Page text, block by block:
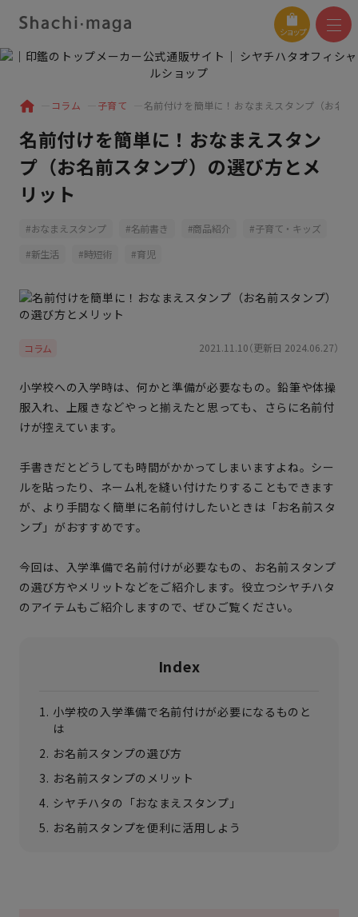
ショップ
コラム 子育て 名前付けを簡単に！おなまえスタンプ（お名
名前付けを簡単に！おなまえスタン
プ（お名前スタンプ）の選び方とメ
リット
おなまえスタンプ 名前書き 商品紹介
子育て・キッズ
新生活
時短術 育児
コラム 2021.11.10（更新日 2024.06.27）
小学校への入学時は、何かと準備が必要なもの。鉛筆や体操
服入れ、上履きなどやっと揃えたと思っても、さらに名前付
けが控えています。
手書きだとどうしても時間がかかってしまいますよね。シー
ルを貼ったり、ネーム札を縫い付けたりすることもできます
が、より手間なく簡単に名前付けしたいときは「お名前スタ
ンプ」がおすすめです。
今回は、入学準備で名前付けが必要なもの、お名前スタンプ
の選び方やメリットなどをご紹介します。役立つシヤチハタ
のアイテムもご紹介しますので、ぜひご覧ください。
Index
小学校の入学準備で名前付けが必要になるものと
は
お名前スタンプの選び方
お名前スタンプのメリット
シヤチハタの「おなまえスタンプ」
お名前スタンプを便利に活用しよう